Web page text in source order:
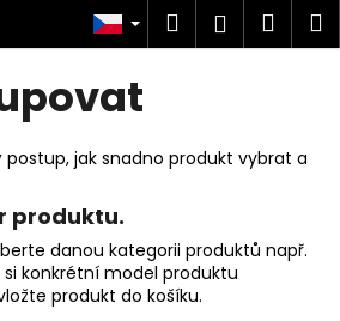
Hledat
jak snadno produkt vybrat a
produktu.
danou kategorii produktů např.
konkrétní model produktu
produkt do košíku.